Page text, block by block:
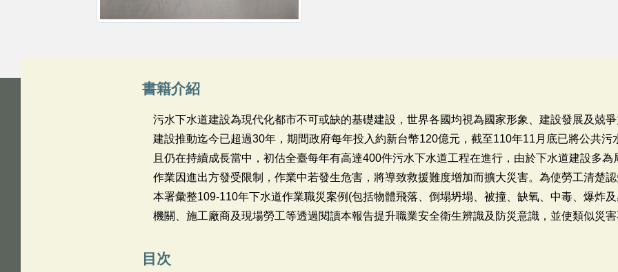
書籍介紹
污水下水道建設為現代化都市不可或缺的基礎建設，世界各國均視為國家形象、建設發展及兢
建設推動迄今已超過30年，期間政府每年投入約新台幣120億元，截至110年11月底已將公共污
且仍在持續成長當中，初估全臺每年有高達400件污水下水道工程在進行，由於下水道建設多
作業因進出方發受限制，作業中若發生危害，將導致救援難度增加而擴大災害。為使勞工清楚
本署彙整109-110年下水道作業職災案例(包括物體飛落、倒塌坍塌、被撞、缺氧、中毒、爆炸
機關、施工廠商及現場勞工等透過閱讀本報告提升職業安全衛生辨識及防災意識，並使類似災害
目次